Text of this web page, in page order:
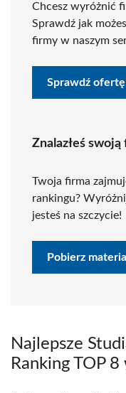
Chcesz wyróżnić
Sprawdź jak
firmy w naszym
Sprawdź
Znalazłeś
Twoja firma
rankingu?
jesteś na szczycie!
Pobierz
Najlepsze
Ranking TOP